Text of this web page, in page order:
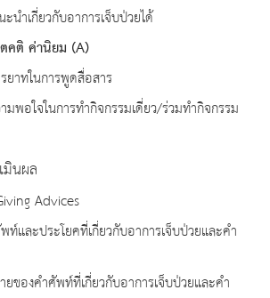
ำเกี่ยวกับอาการเจ็บป่วยได้
ติ ค่านิยม (A)
าทในการพูดสื่อสาร
อใจในการทำกิจกรรมเดี่ยว/ร่วมทำกิจกรรม
มินผล
Advices
ท์และประโยคที่เกี่ยวกับอาการเจ็บป่วยและคำ
ของคำศัพท์ที่เกี่ยวกับอาการเจ็บป่วยและคำ